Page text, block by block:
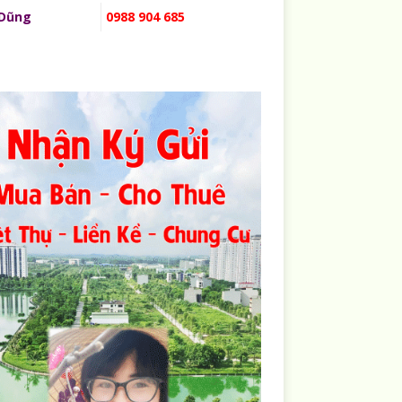
0988 904 685